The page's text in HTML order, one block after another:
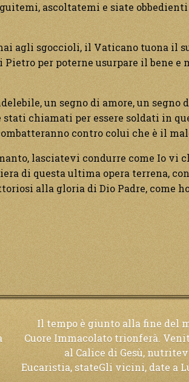
ascoltatemi e siate
agli sgoccioli, il Vaticano tuona il
per poterne usurpare il bene e
un segno di amore, un segno
chiamati per essere soldati in
contro colui che è il
lasciatevi condurre come Io vi
di questa ultima opera terrena,
alla gloria di Dio Padre, come
Il tempo è giunto alla fine del
Cuore Immacolato trionferà.
al Calice di Gesù,
Eucaristia, stateGli vicini, date a